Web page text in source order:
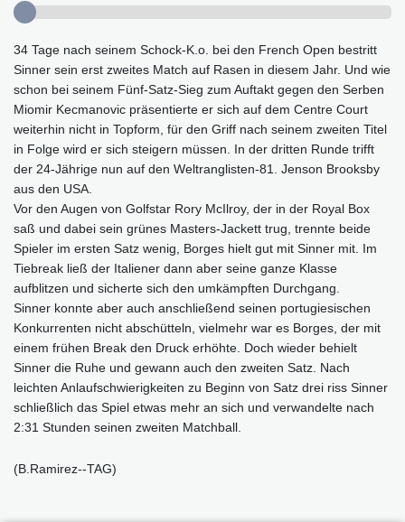
34 Tage nach seinem Schock-K.o. bei den French Open bestritt
Sinner sein erst zweites Match auf Rasen in diesem Jahr. Und wie
schon bei seinem Fünf-Satz-Sieg zum Auftakt gegen den Serben
Miomir Kecmanovic präsentierte er sich auf dem Centre Court
weiterhin nicht in Topform, für den Griff nach seinem zweiten Titel
in Folge wird er sich steigern müssen. In der dritten Runde trifft
der 24-Jährige nun auf den Weltranglisten-81. Jenson Brooksby
aus den USA.
Vor den Augen von Golfstar Rory McIlroy, der in der Royal Box
saß und dabei sein grünes Masters-Jackett trug, trennte beide
Spieler im ersten Satz wenig, Borges hielt gut mit Sinner mit. Im
Tiebreak ließ der Italiener dann aber seine ganze Klasse
aufblitzen und sicherte sich den umkämpften Durchgang.
Sinner konnte aber auch anschließend seinen portugiesischen
Konkurrenten nicht abschütteln, vielmehr war es Borges, der mit
einem frühen Break den Druck erhöhte. Doch wieder behielt
Sinner die Ruhe und gewann auch den zweiten Satz. Nach
leichten Anlaufschwierigkeiten zu Beginn von Satz drei riss Sinner
schließlich das Spiel etwas mehr an sich und verwandelte nach
2:31 Stunden seinen zweiten Matchball.
(B.Ramirez--TAG)